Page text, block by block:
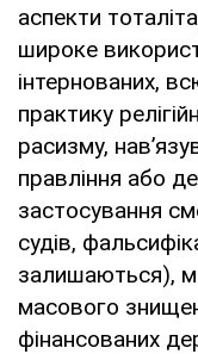
аспекти
широке
інтернованих,
практику
расизму,
правління або
застосування
судів,
залишаються),
масового
фінансованих